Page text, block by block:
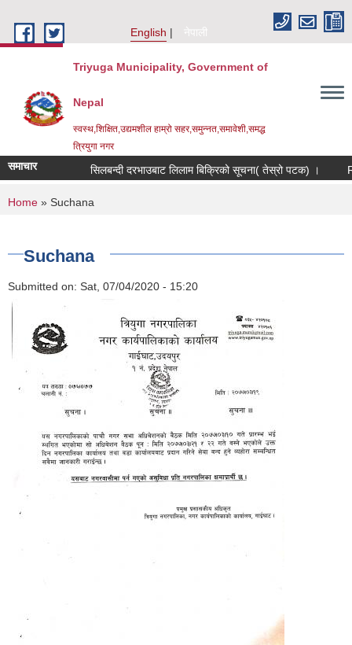
English
नेपाली
Triyuga Municipality, Government of
Nepal
स्वस्थ,शिक्षित,उद्यमशील हाम्रो सहर,समुन्नत,समावेशी,समद्ध
त्रियुगा नगर
समाचार सिलबन्दी दरभाउबाट लिलाम बिक्रिको सूचना( तेस्रो पटक) ।
You are here
Home » Suchana
Suchana
Submitted on: Sat, 07/04/2020 - 15:20